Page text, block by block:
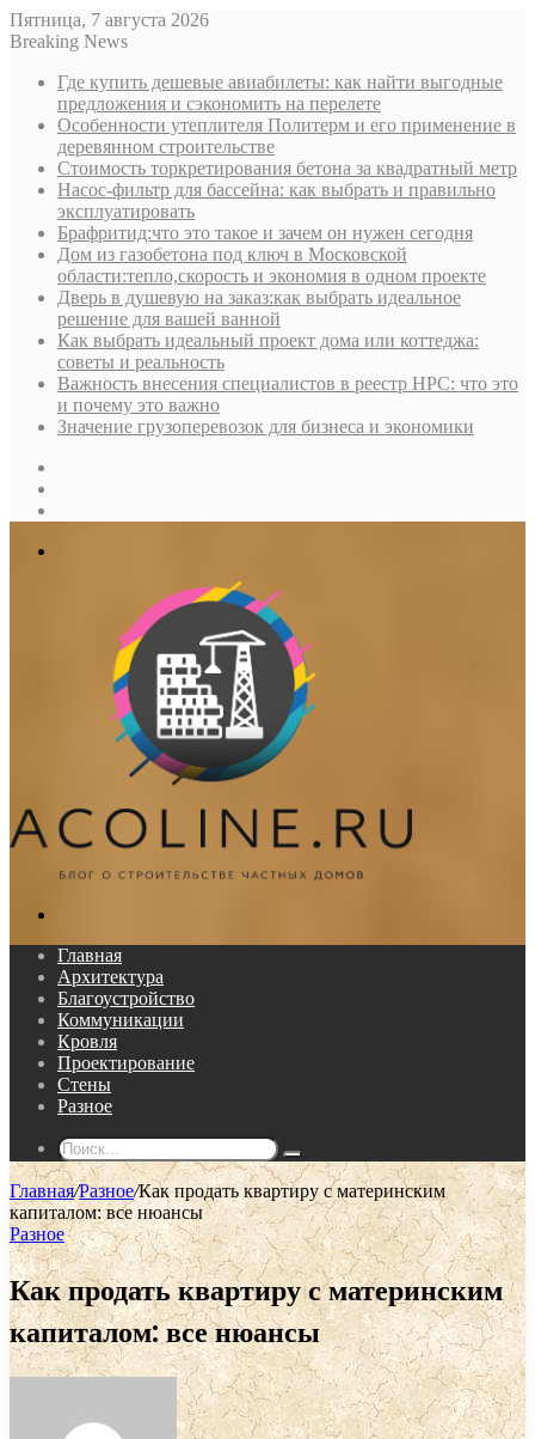
Пятница, 7 августа 2026
Breaking News
Где купить дешевые авиабилеты: как найти выгодные
предложения и сэкономить на перелете
Особенности утеплителя Политерм и его применение в
деревянном строительстве
Стоимость торкретирования бетона за квадратный метр
Насос-фильтр для бассейна: как выбрать и правильно
эксплуатировать
Брафритид:что это такое и зачем он нужен сегодня
Дом из газобетона под ключ в Московской
области:тепло,скорость и экономия в одном проекте
Дверь в душевую на заказ:как выбрать идеальное
решение для вашей ванной
Как выбрать идеальный проект дома или коттеджа:
советы и реальность
Важность внесения специалистов в реестр НРС: что это
и почему это важно
Значение грузоперевозок для бизнеса и экономики
Главная
Архитектура
Благоустройство
Коммуникации
Кровля
Проектирование
Стены
Разное
Поиск...
Главная/Разное/Как продать квартиру с материнским
капиталом: все нюансы
Разное
Как продать квартиру с материнским
капиталом: все нюансы